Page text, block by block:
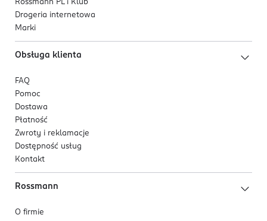
Rossmann PL i Klub
Drogeria internetowa
Marki
Obsługa klienta
FAQ
Pomoc
Dostawa
Płatność
Zwroty i reklamacje
Dostępność usług
Kontakt
Rossmann
O firmie